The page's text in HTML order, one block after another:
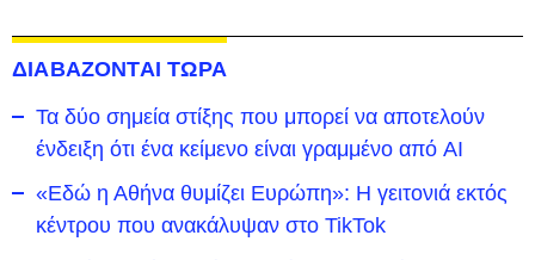
ΔΙΑΒΑΖΟΝΤΑΙ ΤΩΡΑ
Τα δύο σημεία στίξης που μπορεί να αποτελούν
ένδειξη ότι ένα κείμενο είναι γραμμένο από AI
«Εδώ η Αθήνα θυμίζει Ευρώπη»: H γειτονιά εκτός
κέντρου που ανακάλυψαν στο TikTok